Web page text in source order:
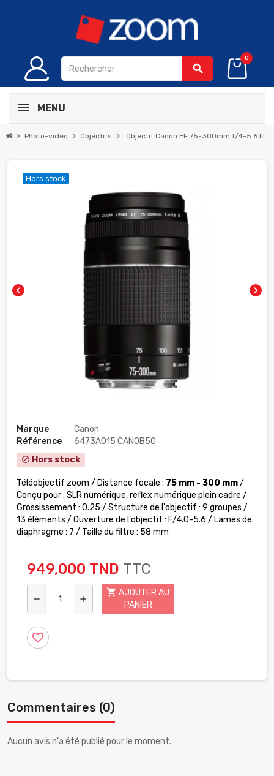
search
0
MENU
chevron_right Photo-vidéo chevron_right Objectifs chevron_right Objectif Canon EF 75-300mm f/4-5.6 III
chevron_left chevron_right
Hors stock
Marque
Canon
Référence
6473A015 CANOB50
block Hors stock
Téléobjectif zoom / Distance focale : 75 mm - 300 mm/
Conçu pour : SLR numérique, reflex numérique plein cadre /
Grossissement : 0.25 / Structure de l'objectif : 9 groupes /
13 éléments / Ouverture de l'objectif : F/4.0-5.6 / Lames de
diaphragme : 7 / Taille du filtre : 58 mm
949,000 TND TTC
remove add
shopping_cart AJOUTER AU
PANIER
favorite_border
Commentaires (0)
Aucun avis n'a été publié pour le moment.